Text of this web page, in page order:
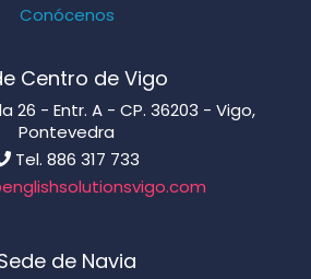
Conócenos
Centro de Vigo
26 - Entr. A - CP. 36203 - Vigo,
Pontevedra
Tel. 886 317 733
de Navia